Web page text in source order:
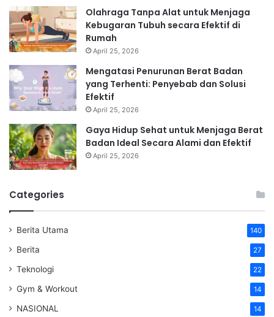
Olahraga Tanpa Alat untuk Menjaga
Kebugaran Tubuh secara Efektif di
Rumah
April 25, 2026
Mengatasi Penurunan Berat Badan
yang Terhenti: Penyebab dan Solusi
Efektif
April 25, 2026
Gaya Hidup Sehat untuk Menjaga Berat
Badan Ideal Secara Alami dan Efektif
April 25, 2026
Categories
Berita Utama 140
Berita 27
Teknologi 22
Gym & Workout 14
NASIONAL 14